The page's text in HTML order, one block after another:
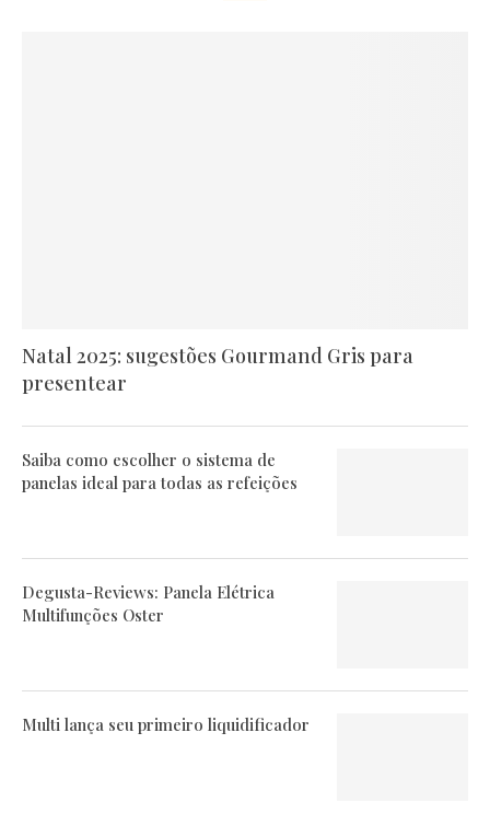
Natal 2025: sugestões Gourmand Gris para
presentear
Saiba como escolher o sistema de
panelas ideal para todas as refeições
Degusta-Reviews: Panela Elétrica
Multifunções Oster
Multi lança seu primeiro liquidificador